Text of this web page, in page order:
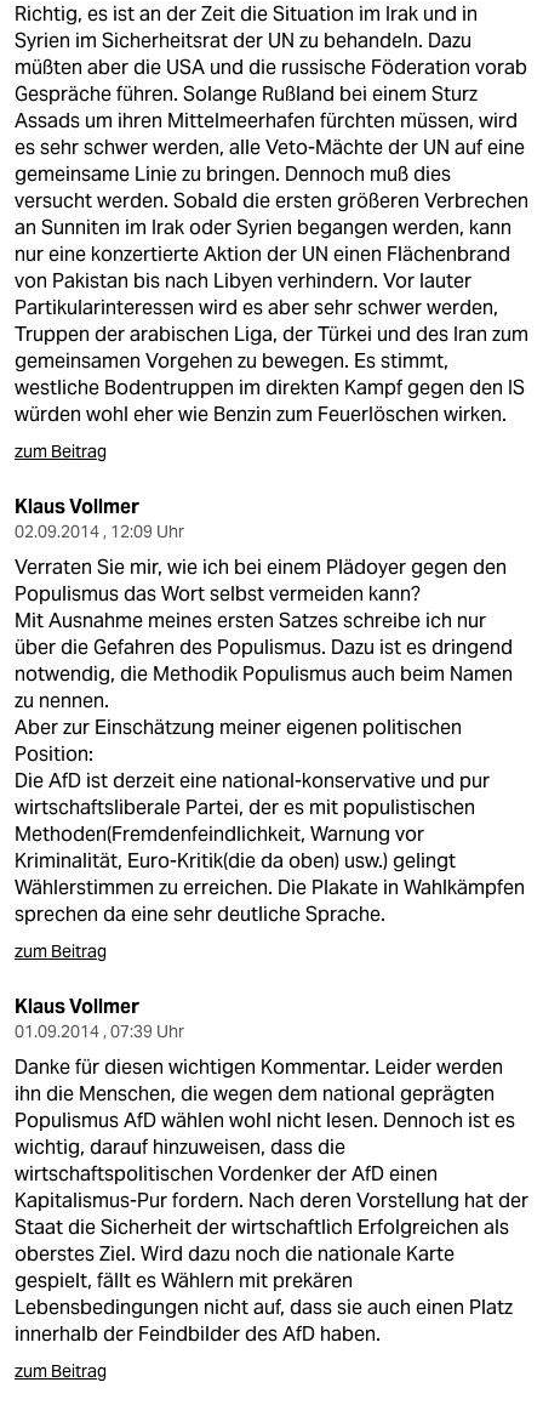
Richtig, es ist an der Zeit die Situation im Irak und in
Syrien im Sicherheitsrat der UN zu behandeln. Dazu
müßten aber die USA und die russische Föderation vorab
Gespräche führen. Solange Rußland bei einem Sturz
Assads um ihren Mittelmeerhafen fürchten müssen, wird
es sehr schwer werden, alle Veto-Mächte der UN auf eine
gemeinsame Linie zu bringen. Dennoch muß dies
versucht werden. Sobald die ersten größeren Verbrechen
an Sunniten im Irak oder Syrien begangen werden, kann
nur eine konzertierte Aktion der UN einen Flächenbrand
von Pakistan bis nach Libyen verhindern. Vor lauter
Partikularinteressen wird es aber sehr schwer werden,
Truppen der arabischen Liga, der Türkei und des Iran zum
gemeinsamen Vorgehen zu bewegen. Es stimmt,
westliche Bodentruppen im direkten Kampf gegen den IS
würden wohl eher wie Benzin zum Feuerlöschen wirken.
zum Beitrag
Klaus Vollmer
02.09.2014 , 12:09 Uhr
Verraten Sie mir, wie ich bei einem Plädoyer gegen den
Populismus das Wort selbst vermeiden kann?
Mit Ausnahme meines ersten Satzes schreibe ich nur
über die Gefahren des Populismus. Dazu ist es dringend
notwendig, die Methodik Populismus auch beim Namen
zu nennen.
Aber zur Einschätzung meiner eigenen politischen
Position:
Die AfD ist derzeit eine national-konservative und pur
wirtschaftsliberale Partei, der es mit populistischen
Methoden(Fremdenfeindlichkeit, Warnung vor
Kriminalität, Euro-Kritik(die da oben) usw.) gelingt
Wählerstimmen zu erreichen. Die Plakate in Wahlkämpfen
sprechen da eine sehr deutliche Sprache.
zum Beitrag
Klaus Vollmer
01.09.2014 , 07:39 Uhr
Danke für diesen wichtigen Kommentar. Leider werden
ihn die Menschen, die wegen dem national geprägten
Populismus AfD wählen wohl nicht lesen. Dennoch ist es
wichtig, darauf hinzuweisen, dass die
wirtschaftspolitischen Vordenker der AfD einen
Kapitalismus-Pur fordern. Nach deren Vorstellung hat der
Staat die Sicherheit der wirtschaftlich Erfolgreichen als
oberstes Ziel. Wird dazu noch die nationale Karte
gespielt, fällt es Wählern mit prekären
Lebensbedingungen nicht auf, dass sie auch einen Platz
innerhalb der Feindbilder des AfD haben.
zum Beitrag